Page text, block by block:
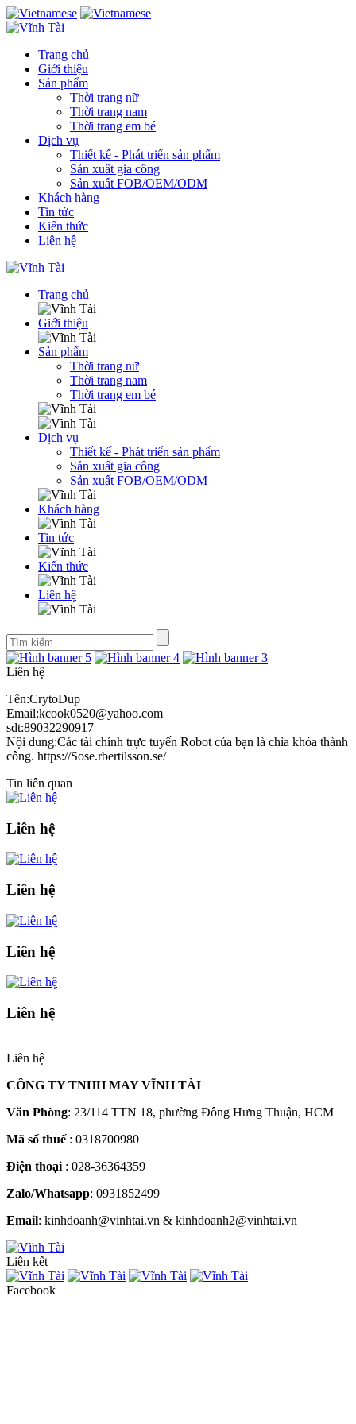
Trang chủ
Giới thiệu
Sản phẩm
Thời trang nữ
Thời trang nam
Thời trang em bé
Dịch vụ
Thiết kế - Phát triển sản phẩm
Sản xuất gia công
Sản xuất FOB/OEM/ODM
Khách hàng
Tin tức
Kiến thức
Liên hệ
Trang chủ
Giới thiệu
Sản phẩm
Thời trang nữ
Thời trang nam
Thời trang em bé
Dịch vụ
Thiết kế - Phát triển sản phẩm
Sản xuất gia công
Sản xuất FOB/OEM/ODM
Khách hàng
Tin tức
Kiến thức
Liên hệ
Liên hệ
Tên:CrytoDup
Email:kcook0520@yahoo.com
sdt:89032290917
Nội dung:Các tài chính trực tuyến Robot của bạn là chìa khóa thành
công. https://Sose.rbertilsson.se/
Tin liên quan
Liên hệ
Liên hệ
Liên hệ
Liên hệ
Liên hệ
CÔNG TY TNHH MAY VĨNH TÀI
Văn Phòng: 23/114 TTN 18, phường Đông Hưng Thuận, HCM
Mã số thuế : 0318700980
Điện thoại : 028-36364359
Zalo/Whatsapp: 0931852499
Email: kinhdoanh@vinhtai.vn & kinhdoanh2@vinhtai.vn
Liên kết
Facebook